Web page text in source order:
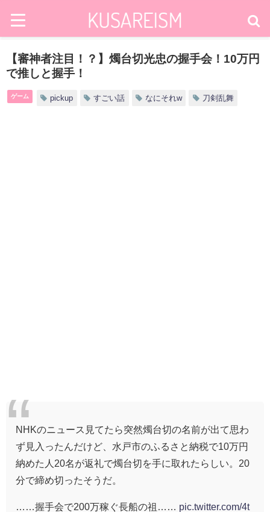
【審神者注目！？】燭台切光忠の握手会！10万円
で推しと握手！
ゲーム pickup すごい話 なにそれw 刀剣乱舞
NHKのニュース見てたら突然燭台切の名前が出て思わ
ず見入ったんだけど、水戸市のふるさと納税で10万円
納めた人20名が返礼で燭台切を手に取れたらしい。20
分で締め切ったそうだ。
……握手会で200万稼ぐ長船の祖…… pic.twitter.com/4t